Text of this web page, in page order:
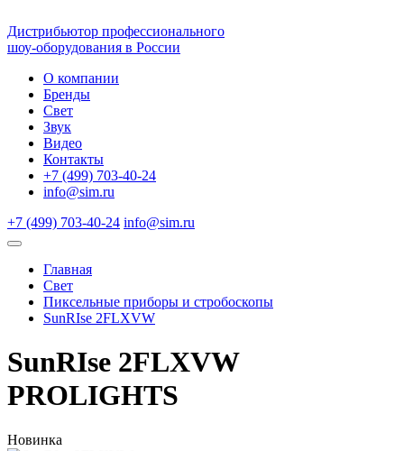
Дистрибьютор профессионального
шоу-оборудования в России
О компании
Бренды
Свет
Звук
Видео
Контакты
+7 (499) 703-40-24
info@sim.ru
+7 (499) 703-40-24 info@sim.ru
Главная
Свет
Пиксельные приборы и стробоскопы
SunRIse 2FLXVW
SunRIse 2FLXVW
PROLIGHTS
Новинка